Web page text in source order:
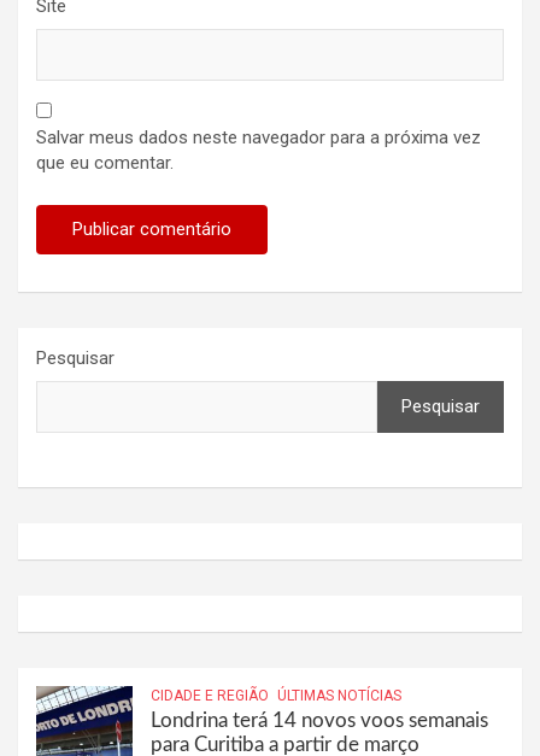
Site
Salvar meus dados neste navegador para a próxima vez
que eu comentar.
Pesquisar
Pesquisar
CIDADE E REGIÃO ÚLTIMAS NOTÍCIAS
Londrina terá 14 novos voos semanais
para Curitiba a partir de março